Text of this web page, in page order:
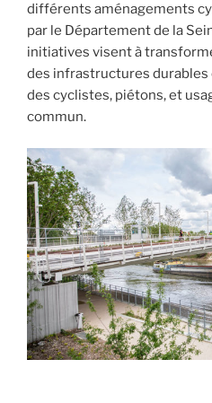
différents aménagements
par le Département de la
initiatives visent à
des infrastructures durables
des cyclistes, piétons, et
commun.